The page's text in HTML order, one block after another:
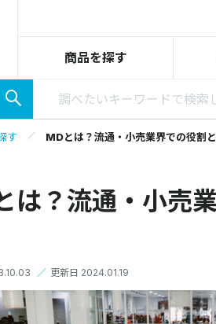
商品を探す
す MDとは？流通・小売業界での役割
は？流通・小売
／ 更新日 2024.01.19